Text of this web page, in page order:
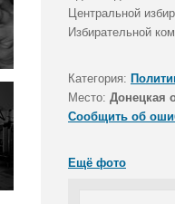
Центральной
Избирательной
Категория:
Место: Донецкая
Сообщить об
Ещё фото